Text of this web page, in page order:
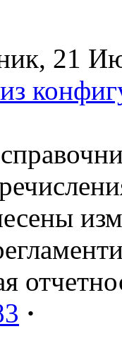
21
·